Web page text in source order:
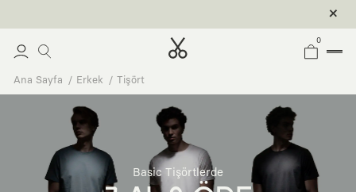
0
Ana Sayfa Erkek Tişört
Basic Tişörtlerde